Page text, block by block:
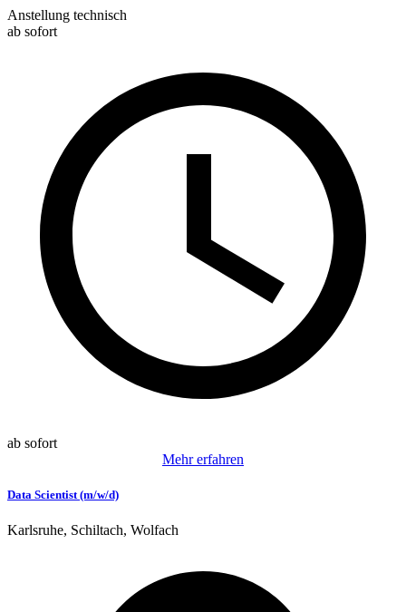
Anstellung technisch
ab sofort
ab sofort
Mehr erfahren
Data Scientist (m/w/d)
Karlsruhe, Schiltach, Wolfach